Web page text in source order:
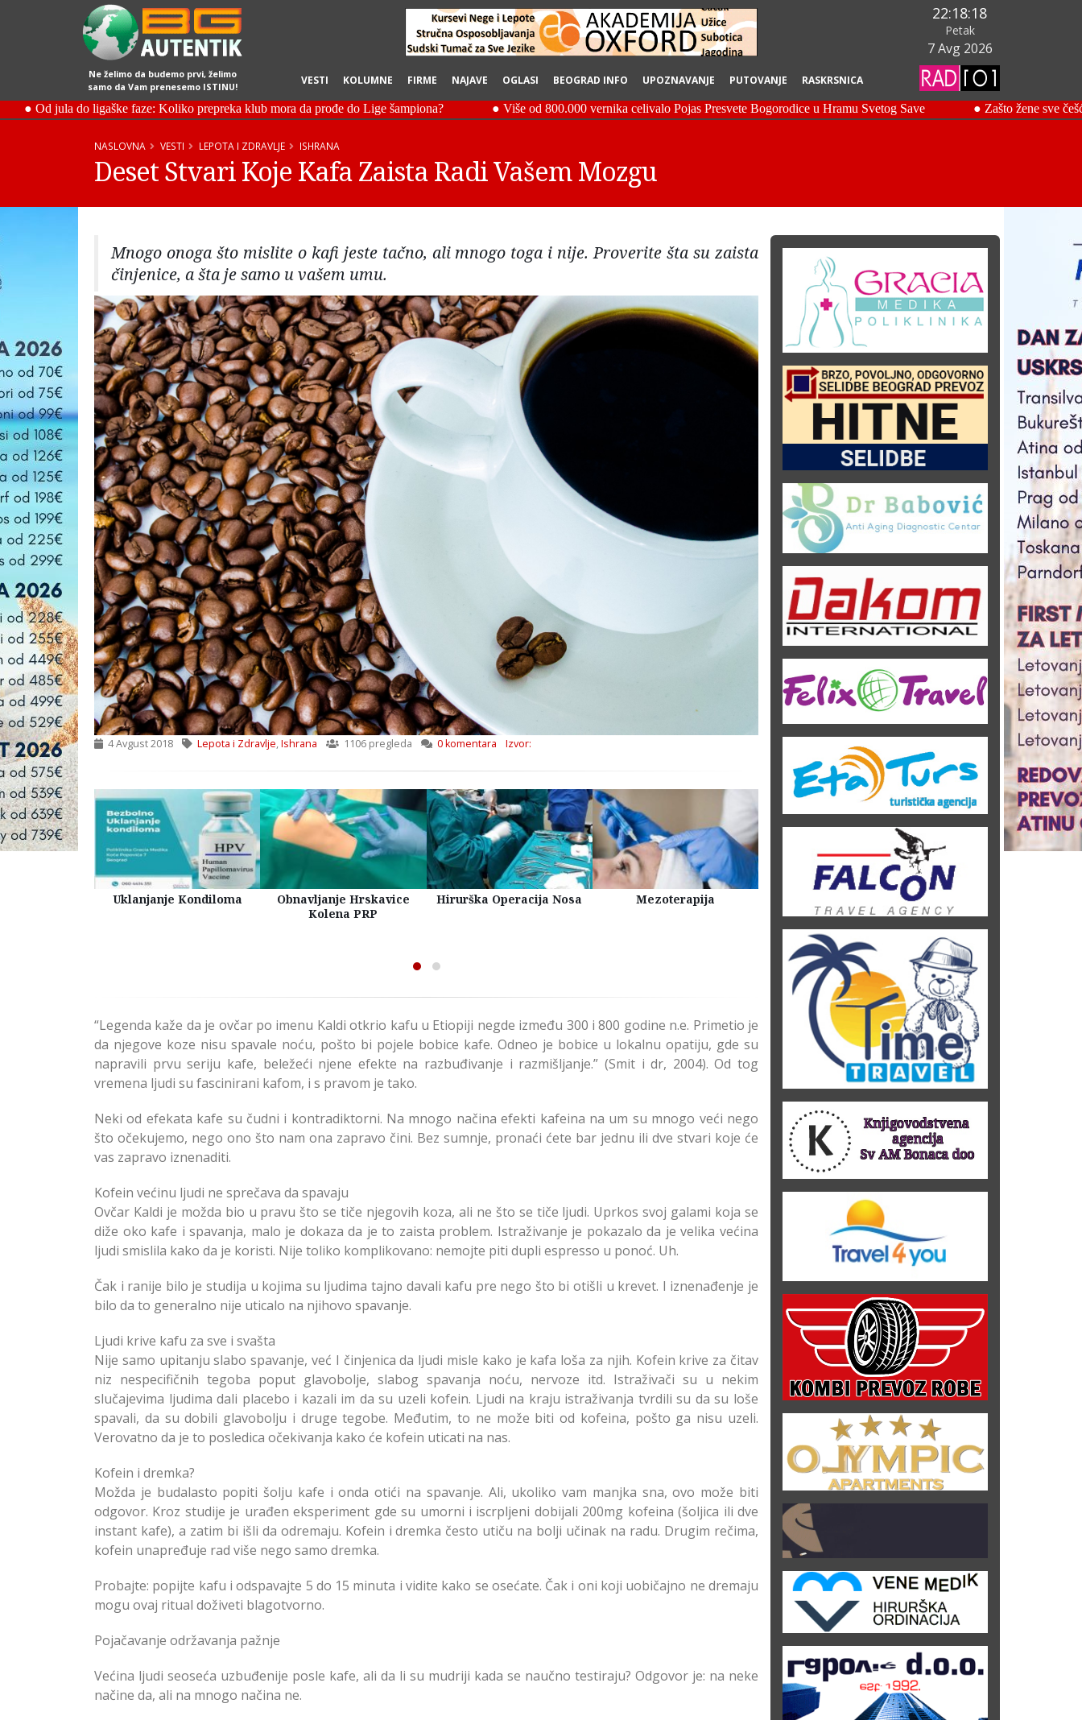
Ne želimo da budemo prvi, želimo
samo da Vam prenesemo ISTINU!
VESTI KOLUMNE FIRME NAJAVE OGLASI BEOGRAD INFO UPOZNAVANJE PUTOVANJE RASKRSNICA
22:18:19
Petak
7 Avg 2026
NASLOVNA VESTI LEPOTA I ZDRAVLJE ISHRANA
Deset Stvari Koje Kafa Zaista Radi Vašem Mozgu
Mnogo onoga što mislite o kafi jeste tačno, ali mnogo toga i nije. Proverite šta su zaista
činjenice, a šta je samo u vašem umu.
4 Avgust 2018 Lepota i Zdravlje,Ishrana 1106 pregleda 0 komentara Izvor:
Uklanjanje Kondiloma
Obnavljanje Hrskavice
Kolena PRP
Hirurška Operacija Nosa Mezoterapija
Mezoterapija tretman
metoda koji uklanja bore i
usporava starenje
krvnom plazmom
podmlađivanja matičnim
“Legenda kaže da je ovčar po imenu Kaldi otkrio kafu u Etiopiji negde između 300 i 800 godine n.e. Primetio je
da njegove koze nisu spavale noću, pošto bi pojele bobice kafe. Odneo je bobice u lokalnu opatiju, gde su
napravili prvu seriju kafe, beležeći njene efekte na razbuđivanje i razmišljanje.” (Smit i dr, 2004). Od tog
vremena ljudi su fascinirani kafom, i s pravom je tako.
Neki od efekata kafe su čudni i kontradiktorni. Na mnogo načina efekti kafeina na um su mnogo veći nego
što očekujemo, nego ono što nam ona zapravo čini. Bez sumnje, pronaći ćete bar jednu ili dve stvari koje će
vas zapravo iznenaditi.
Kofein većinu ljudi ne sprečava da spavaju
Ovčar Kaldi je možda bio u pravu što se tiče njegovih koza, ali ne što se tiče ljudi. Uprkos svoj galami koja se
diže oko kafe i spavanja, malo je dokaza da je to zaista problem. Istraživanje je pokazalo da je velika većina
ljudi smislila kako da je koristi. Nije toliko komplikovano: nemojte piti dupli espresso u ponoć. Uh.
Čak i ranije bilo je studija u kojima su ljudima tajno davali kafu pre nego što bi otišli u krevet. I iznenađenje je
bilo da to generalno nije uticalo na njihovo spavanje.
Ljudi krive kafu za sve i svašta
Nije samo upitanju slabo spavanje, već I činjenica da ljudi misle kako je kafa loša za njih. Kofein krive za čitav
niz nespecifičnih tegoba poput glavobolje, slabog spavanja noću, nervoze itd. Istraživači su u nekim
slučajevima ljudima dali placebo i kazali im da su uzeli kofein. Ljudi na kraju istraživanja tvrdili su da su loše
spavali, da su dobili glavobolju i druge tegobe. Međutim, to ne može biti od kofeina, pošto ga nisu uzeli.
Verovatno da je to posledica očekivanja kako će kofein uticati na nas.
Kofein i dremka?
Možda je budalasto popiti šolju kafe i onda otići na spavanje. Ali, ukoliko vam manjka sna, ovo može biti
odgovor. Kroz studije je urađen eksperiment gde su umorni i iscrpljeni dobijali 200mg kofeina (šoljica ili dve
instant kafe), a zatim bi išli da odremaju. Kofein i dremka često utiču na bolji učinak na radu. Drugim rečima,
kofein unapređuje rad više nego samo dremka.
Probajte: popijte kafu i odspavajte 5 do 15 minuta i vidite kako se osećate. Čak i oni koji uobičajno ne dremaju
mogu ovaj ritual doživeti blagotvorno.
Pojačavanje održavanja pažnje
Većina ljudi seoseća uzbuđenije posle kafe, ali da li su mudriji kada se naučno testiraju? Odgovor je: na neke
načine da, ali na mnogo načina ne.